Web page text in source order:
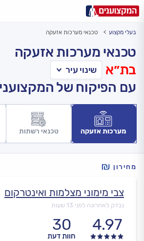
עיר: תל אביב, חיפה…
בעלי מקצוע טכנאי מערכות אזעקה
טכנאי מערכות אזעקה
בת״א
עם הפיקוח של
מערכות אזעקה טכנאי רשתות
מחירון
צבי מימוני מצלמות ואינטרקום
נבדק לאחרונה לפני 13 שעות
4.97
30
חוות דעת